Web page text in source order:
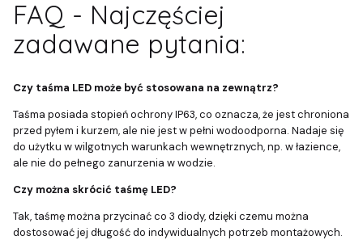
FAQ - Najczęściej
zadawane pytania:
Czy taśma LED może być stosowana na zewnątrz?
Taśma posiada stopień ochrony IP63, co oznacza, że jest chroniona
przed pyłem i kurzem, ale nie jest w pełni wodoodporna. Nadaje się
do użytku w wilgotnych warunkach wewnętrznych, np. w łazience,
ale nie do pełnego zanurzenia w wodzie.
Czy można skrócić taśmę LED?
Tak, taśmę można przycinać co 3 diody, dzięki czemu można
dostosować jej długość do indywidualnych potrzeb montażowych.